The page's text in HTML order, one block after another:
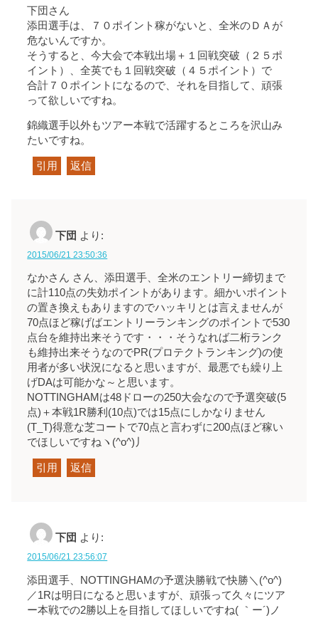
下団さん
添田選手は、７０ポイント稼がないと、全米のＤＡが
危ないんですか。
そうすると、今大会で本戦出場＋１回戦突破（２５ポ
イント）、全英でも１回戦突破（４５ポイント）で
合計７０ポイントになるので、それを目指して、頑張
って欲しいですね。
錦織選手以外もツアー本戦で活躍するところを沢山み
たいですね。
引用 返信
下団 より:
2015/06/21 23:50:36
なかさん さん、添田選手、全米のエントリー締切まで
に計110点の失効ポイントがあります。細かいポイント
の置き換えもありますのでハッキリとは言えませんが
70点ほど稼げばエントリーランキングのポイントで530
点台を維持出来そうです・・・そうなれば二桁ランク
も維持出来そうなのでPR(プロテクトランキング)の使
用者が多い状況になると思いますが、最悪でも繰り上
げDAは可能かな～と思います。
NOTTINGHAMは48ドローの250大会なので予選突破(5
点)＋本戦1R勝利(10点)では15点にしかなりません
(T_T)得意な芝コートで70点と言わずに200点ほど稼い
でほしいですねヽ(^o^)丿
引用 返信
下団 より:
2015/06/21 23:56:07
添田選手、NOTTINGHAMの予選決勝戦で快勝＼(^o^)
／1Rは明日になると思いますが、頑張って久々にツア
ー本戦での2勝以上を目指してほしいですね( ｀ー´)ノ